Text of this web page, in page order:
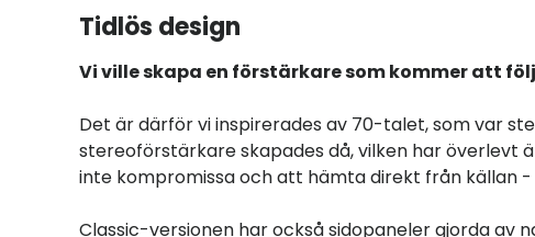
Tidlös design
Vi ville skapa en förstärkare som kommer att
Det är därför vi inspirerades av 70-talet, som var
stereoförstärkare skapades då, vilken har överlevt
inte kompromissa och att hämta direkt från källan
Classic-versionen har också sidopaneler gjorda av